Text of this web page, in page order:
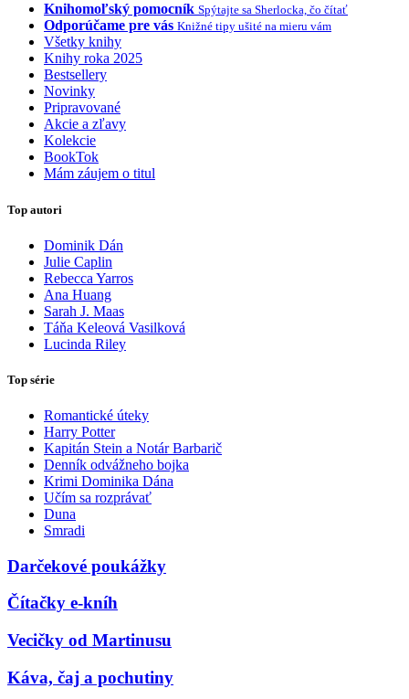
Knihomoľský pomocník Spýtajte sa Sherlocka, čo čítať
Odporúčame pre vás Knižné tipy ušité na mieru vám
Všetky knihy
Knihy roka 2025
Bestsellery
Novinky
Pripravované
Akcie a zľavy
Kolekcie
BookTok
Mám záujem o titul
Top autori
Dominik Dán
Julie Caplin
Rebecca Yarros
Ana Huang
Sarah J. Maas
Táňa Keleová Vasilková
Lucinda Riley
Top série
Romantické úteky
Harry Potter
Kapitán Stein a Notár Barbarič
Denník odvážneho bojka
Krimi Dominika Dána
Učím sa rozprávať
Duna
Smradi
Darčekové poukážky
Čítačky e-kníh
Vecičky od Martinusu
Káva, čaj a pochutiny